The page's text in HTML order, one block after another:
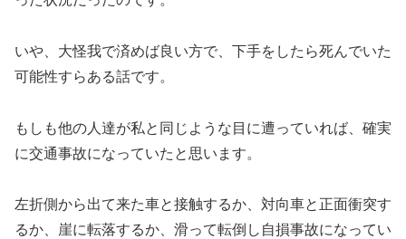
いや、大怪我で済めば良い方で、下手をしたら死んでいた
可能性すらある話です。
もしも他の人達が私と同じような目に遭っていれば、確実
に交通事故になっていたと思います。
左折側から出て来た車と接触するか、対向車と正面衝突す
るか、崖に転落するか、滑って転倒し自損事故になってい